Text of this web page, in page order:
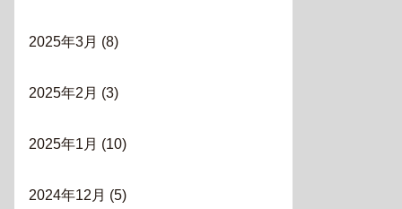
2025年3月 (8)
2025年2月 (3)
2025年1月 (10)
2024年12月 (5)